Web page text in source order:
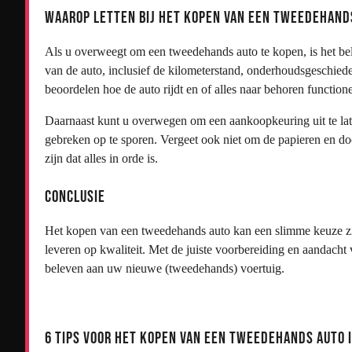
Waarop Letten Bij Het Kopen Van Een
Als u overweegt om een tweedehands auto te kopen, is het
van de auto, inclusief de kilometerstand,
beoordelen hoe de auto rijdt en of alles naar behoren
Daarnaast kunt u overwegen om een aankoopkeuring uit te
gebreken op te sporen. Vergeet ook niet om de papieren en
zijn dat alles in orde is.
Conclusie
Het kopen van een tweedehands auto kan een slimme
leveren op kwaliteit. Met de juiste voorbereiding en
beleven aan uw nieuwe (tweedehands) voertuig.
6 Tips voor het Kopen van een Tweedehands